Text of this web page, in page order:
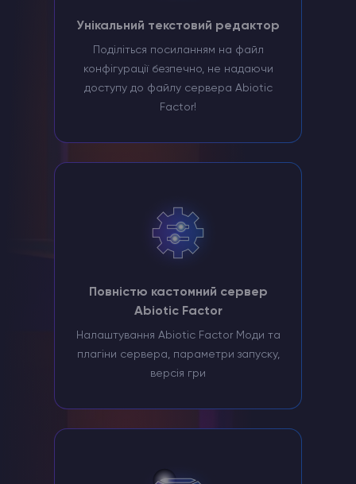
Унікальний текстовий редактор
Поділіться посиланням на файл
конфігурації безпечно, не надаючи
доступу до файлу сервера Abiotic
Factor!
Повністю кастомний сервер
Abiotic Factor
Налаштування Abiotic Factor Моди та
плагіни сервера, параметри запуску,
версія гри